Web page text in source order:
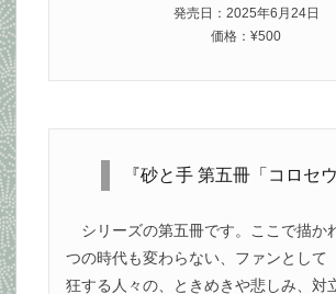
発売日：2025年6月24日
価格：¥500
『砂と手 第五冊「コロセ
シリーズの第五冊です。ここで描か
つの時代も変わらない、ファンとして
狂する人々の、ときめきや悲しみ、対